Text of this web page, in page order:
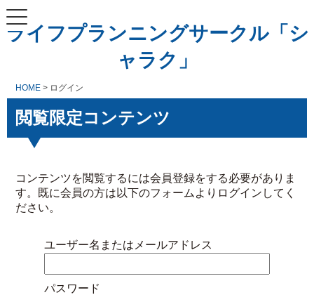
ライフプランニングサークル「シ
ャラク」
HOME > ログイン
閲覧限定コンテンツ
コンテンツを閲覧するには会員登録をする必要がありま
す。既に会員の方は以下のフォームよりログインしてく
ださい。
ユーザー名またはメールアドレス
パスワード